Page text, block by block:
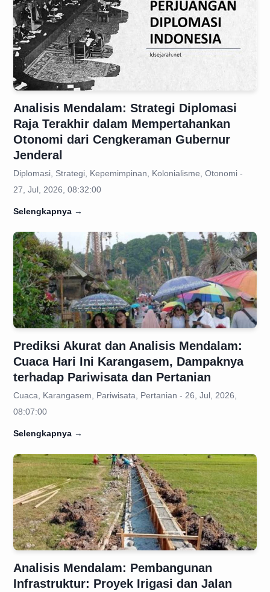
Analisis Mendalam: Strategi Diplomasi
Raja Terakhir dalam Mempertahankan
Otonomi dari Cengkeraman Gubernur
Jenderal
Diplomasi, Strategi, Kepemimpinan, Kolonialisme, Otonomi -
27, Jul, 2026, 08:32:00
Selengkapnya →
Prediksi Akurat dan Analisis Mendalam:
Cuaca Hari Ini Karangasem, Dampaknya
terhadap Pariwisata dan Pertanian
Cuaca, Karangasem, Pariwisata, Pertanian - 26, Jul, 2026,
08:07:00
Selengkapnya →
Analisis Mendalam: Pembangunan
Infrastruktur: Proyek Irigasi dan Jalan